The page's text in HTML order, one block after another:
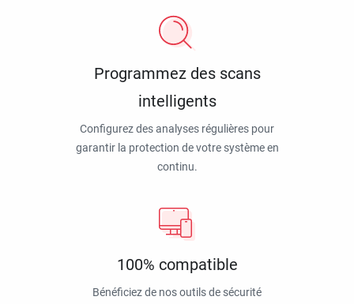
Programmez des scans
intelligents
Configurez des analyses régulières pour
garantir la protection de votre système en
continu.
100% compatible
Bénéficiez de nos outils de sécurité